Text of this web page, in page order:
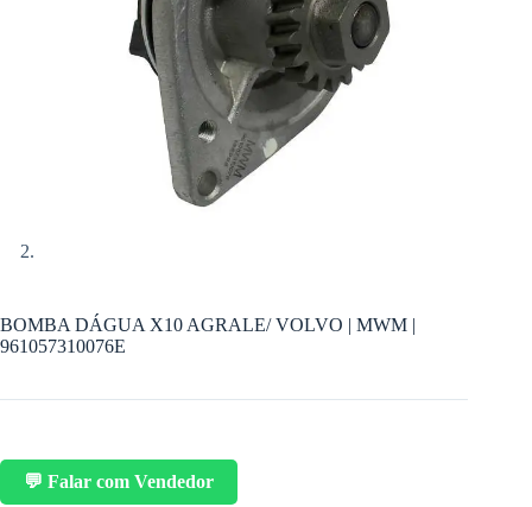
BOMBA DÁGUA X10 AGRALE/ VOLVO | MWM |
961057310076E
💬 Falar com Vendedor